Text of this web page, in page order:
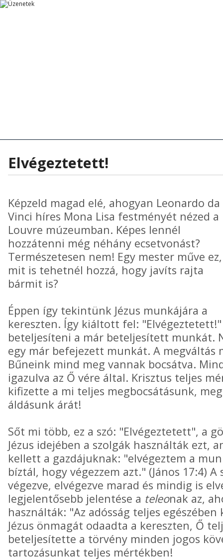
Elvégeztetett!
Képzeld magad elé, ahogyan Leonardo da
Vinci híres Mona Lisa festményét nézed a
Louvre múzeumban. Képes lennél
hozzátenni még néhány ecsetvonást?
Természetesen nem! Egy mester műve ez,
mit is tehetnél hozzá, hogy javíts rajta
bármit is?
Éppen így tekintünk Jézus munkájára a
kereszten. Így kiáltott fel:
beteljesíteni a már beteljesített munkát.
egy már befejezett munkát. A megváltás
Bűneink mind meg vannak bocsátva.
igazulva az Ő vére által. Krisztus teljes
kifizette a mi teljes megbocsátásunk,
áldásunk árát!
Sőt mi több, ez a szó: "Elvégeztetett", a
Jézus idejében a szolgák használták ezt,
kellett a gazdájuknak: "elvégeztem a
bíztál, hogy végezzem azt." (János 17:4)
végezve, elvégezve marad és mindig is
legjelentősebb jelentése a teleonak az,
használták: "Az adósság teljes
Jézus önmagát odaadta a kereszten, Ő
beteljesítette a törvény minden jogos
tartozásunkat teljes mértékben!